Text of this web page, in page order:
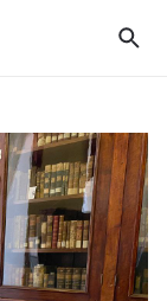
Митрополиту Варсонофию присвоят звание почетного доктора РГПУ имени Герцена